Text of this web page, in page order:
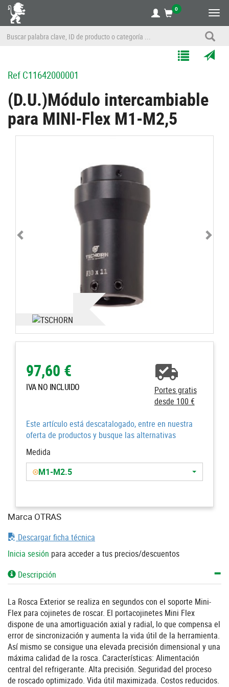
0
a
Listas
RefC11642000001
(D.U.)Módulo intercambiable
para MINI-Flex M1-M2,5
97,60 €
IVA NO INCLUIDO
Portes gratis
desde 100 €
Este artículo está descatalogado, entre en nuestra
oferta de productos y busque las alternativas
Medida
M1-M2.5
Marca OTRAS
Descargar ficha técnica
Inicia sesión para acceder a tus precios/descuentos
Descripción
La Rosca Exterior se realiza en segundos con el soporte Mini-
Flex para cojinetes de roscar. El portacojinetes Mini Flex
dispone de una amortiguación axial y radial, lo que compensa el
error de sincronización y aumenta la vida útil de la herramienta.
Así mismo se consigue una elevada precisión dimensional y una
máxima calidad de la rosca. Características: Alimentación
central del refrigerante. Alta precisión. Seguridad del proceso
de roscado optimizado. Vida útil maximizada. Costos reducidos.